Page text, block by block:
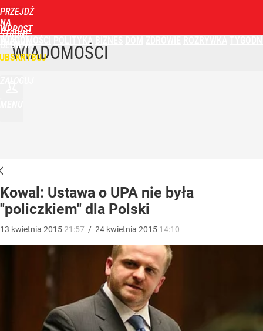
PRZEJDŹ
NA
STRONĘ
GŁÓWNĄ
WPROST
POLITYKA
WIADOMOŚCI
Kowal: Ustawa o UPA nie była
"policzkiem" dla Polski
13 kwietnia 2015 21:57 / 24 kwietnia 2015 14:10